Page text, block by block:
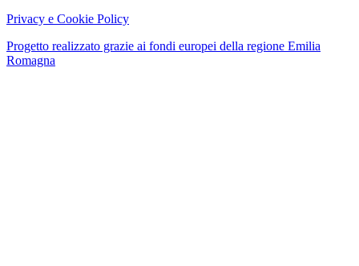
Privacy e Cookie Policy
Progetto realizzato grazie ai fondi europei della regione Emilia
Romagna